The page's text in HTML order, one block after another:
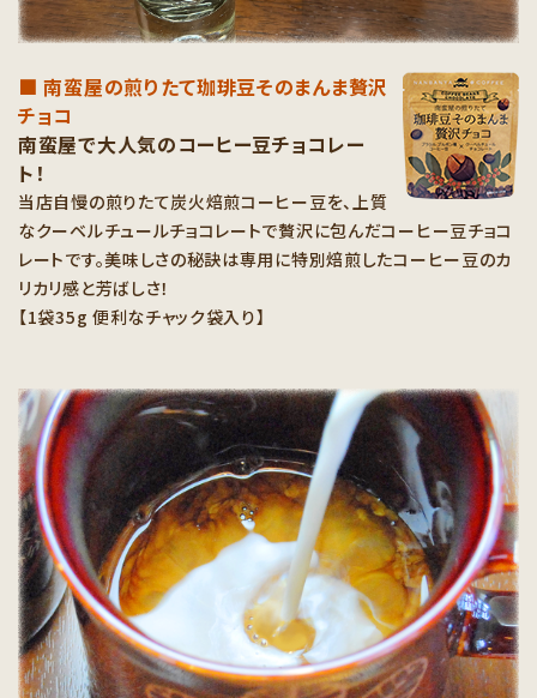
■ 南蛮屋の煎りたて珈琲豆そのまんま贅沢
チョコ
南蛮屋で大人気のコーヒー豆チョコレー
ト！
当店自慢の煎りたて炭火焙煎コーヒー豆を、上質
なクーベルチュールチョコレートで贅沢に包んだコーヒー豆チョコ
レートです。美味しさの秘訣は専用に特別焙煎したコーヒー豆のカ
リカリ感と芳ばしさ！
【1袋35g 便利なチャック袋入り】